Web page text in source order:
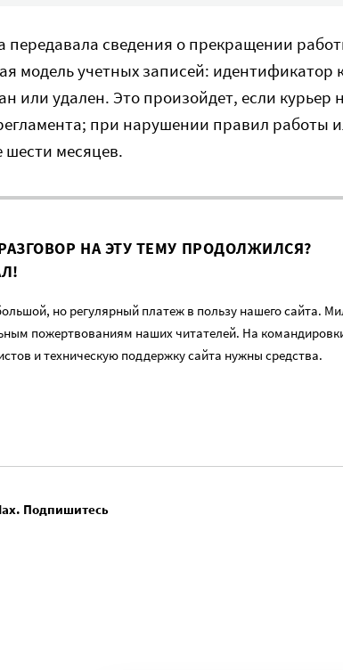
передавала сведения о прекращении
модель учетных записей: идентификатор
или удален. Это произойдет, если курьер
при нарушении правил работы
шести месяцев.
НА ЭТУ ТЕМУ ПРОДОЛЖИЛСЯ?
но регулярный платеж в пользу нашего сайта.
пожертвованиям наших читателей. На
и техническую поддержку сайта нужны средства.
Подпишитесь